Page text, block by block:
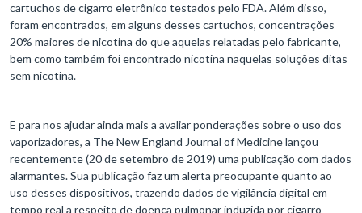
cartuchos de cigarro eletrônico testados pelo FDA. Além disso,
foram encontrados, em alguns desses cartuchos, concentrações
20% maiores de nicotina do que aquelas relatadas pelo fabricante,
bem como também foi encontrado nicotina naquelas soluções ditas
sem nicotina.
E para nos ajudar ainda mais a avaliar ponderações sobre o uso dos
vaporizadores, a The New England Journal of Medicine lançou
recentemente (20 de setembro de 2019) uma publicação com dados
alarmantes. Sua publicação faz um alerta preocupante quanto ao
uso desses dispositivos, trazendo dados de vigilância digital em
tempo real a respeito de doença pulmonar induzida por cigarro